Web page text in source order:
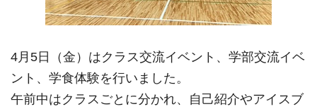
4月5日（金）はクラス交流イベント、学部交流イベ
ント、 学食体験を行いました。
午前中はクラスごとに分かれ、 自己紹介やアイスブ